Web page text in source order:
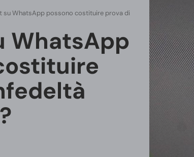
su WhatsApp possono costituire prova di
WhatsApp